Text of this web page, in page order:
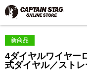
新商品
4ダイヤルワイヤー
式ダイヤル／ストレ